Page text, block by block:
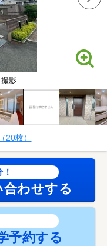
影
20枚）
わせする
予約する